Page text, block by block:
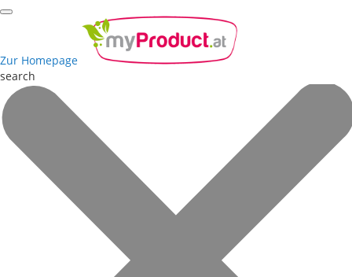
Zur Homepage
search